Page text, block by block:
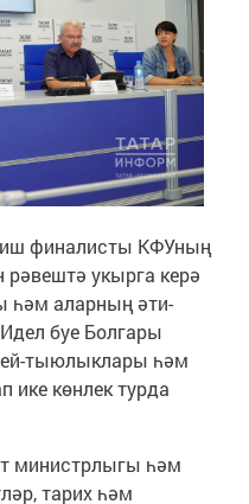
финалисты КФУның
рәвештә укырга керә
һәм аларның әти-
буе Болгары
тыюлыклары һәм
ике көнлек турда
министрлыгы һәм
тарих һәм